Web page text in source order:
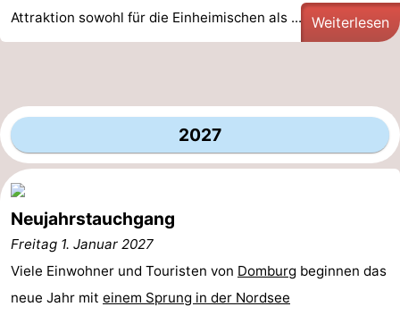
Attraktion sowohl für die Einheimischen als ...
Weiterlesen
2027
Neujahrstauchgang
Freitag 1. Januar 2027
Viele Einwohner und Touristen von Domburg beginnen das
neue Jahr mit einem Sprung in der Nordsee